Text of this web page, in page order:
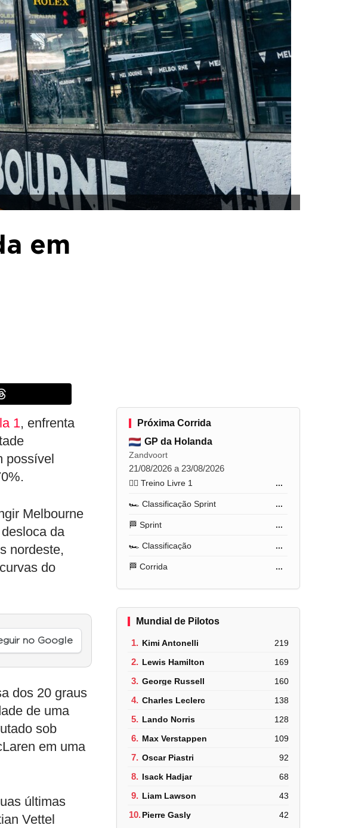
em
1, enfrenta
possível
Melbourne
da
nordeste,
do
no Google
dos 20 graus
de uma
sob
em uma
últimas
Vettel
Próxima Corrida
GP da Holanda
Zandvoort
21/08/2026 a 23/08/2026
🏋️‍♂️ Treino Livre 1 ...
🏎️ Classificação Sprint ...
🏁 Sprint ...
🏎️ Classificação ...
🏁 Corrida ...
Mundial de Pilotos
1. Kimi Antonelli 219
2. Lewis Hamilton 169
3. George Russell 160
4. Charles Leclerc 138
5. Lando Norris 128
6. Max Verstappen 109
7. Oscar Piastri 92
8. Isack Hadjar 68
9. Liam Lawson 43
10.Pierre Gasly 42